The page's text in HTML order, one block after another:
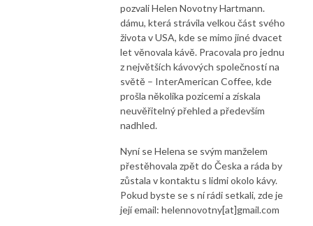
pozvali Helen Novotny Hartmann.
dámu, která strávila velkou část svého
života v USA, kde se mimo jiné dvacet
let věnovala kávě. Pracovala pro jednu
z největších kávových společností na
světě – InterAmerican Coffee, kde
prošla několika pozicemi a získala
neuvěřitelný přehled a především
nadhled.
Nyní se Helena se svým manželem
přestěhovala zpět do Česka a ráda by
zůstala v kontaktu s lidmi okolo kávy.
Pokud byste se s ní rádi setkali, zde je
její email: helennovotny[at]gmail.com